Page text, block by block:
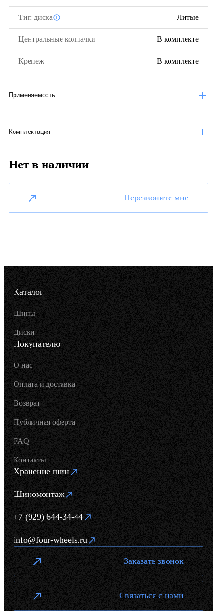
Тип диска Литые
Центральные колпачки В комплекте
Крепеж В комплекте
Применяемость
Комплектация
Нет в наличии
Перезвоните мне
Каталог
Шины
Диски
Покупателю
О нас
Оплата и доставка
Возврат
Публичная оферта
FAQ
Контакты
Хранение шин
Шиномонтаж
+7 (929) 644-34-44
info@four-wheels.ru
Заказать звонок
Связаться с нами